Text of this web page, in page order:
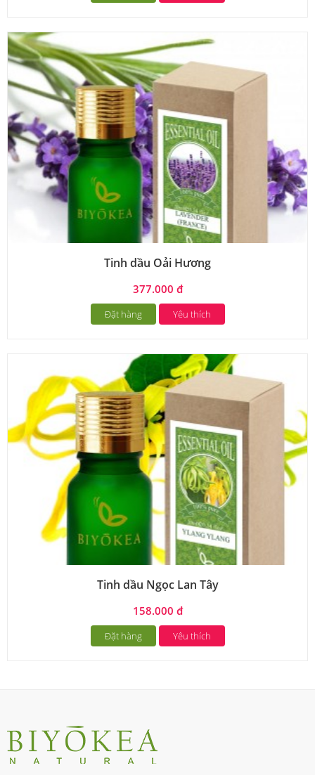
Tinh dầu Oải Hương
377.000 đ
Đặt hàng Yêu thích
Tinh dầu Ngọc Lan Tây
158.000 đ
Đặt hàng Yêu thích